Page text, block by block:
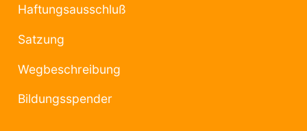
Haftungsausschluß
Satzung
Wegbeschreibung
Bildungsspender